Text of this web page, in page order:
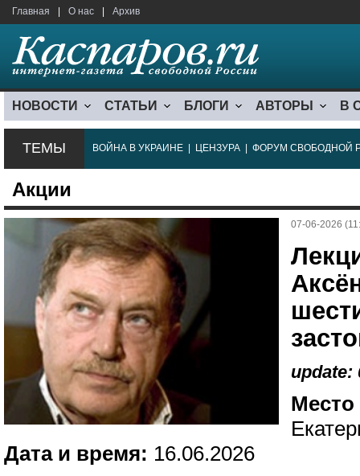
Главная О нас Архив
НОВОСТИ СТАТЬИ БЛОГИ АВТОРЫ В
ТЕМЫ ВОЙНА В УКРАИНЕ ЦЕНЗУРА ФОРУМ СВОБОДНОЙ
Акции
07-06-2026
update:
Место
Дата и время: 16.06.2026